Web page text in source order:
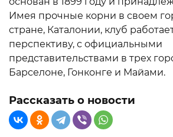
Имея прочные корни в своем
стране, Каталонии, клуб
перспективу, с официальными
представительствами в трех
Барселоне, Гонконге и Майами.
Рассказать о новости